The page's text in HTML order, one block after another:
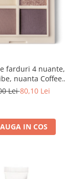
farduri 4 nuante,
nuanta Coffee
03 - 5,5g
Lei80,10 Lei
IN COS